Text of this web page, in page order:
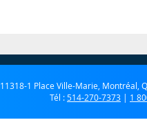
11318-1 Place Ville-Marie, Montréal,
Tél :514-270-7373 | 1